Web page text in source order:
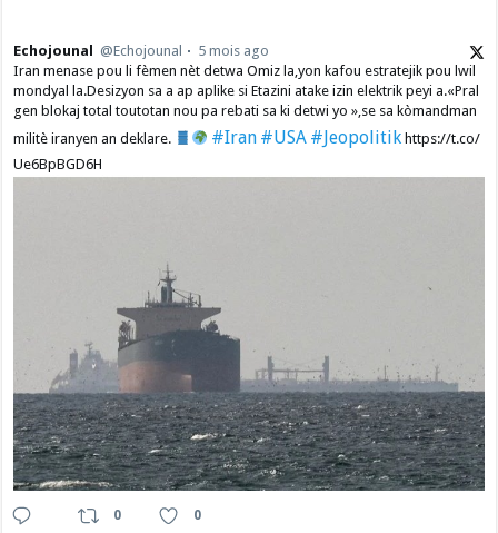
Echojounal @Echojounal
5 mois ago
Iran menase pou li fèmen nèt detwa Omiz la,yon kafou estratejik pou lwil
mondyal la.Desizyon sa a ap aplike si Etazini atake izin elektrik peyi a.​«Pral
gen blokaj total toutotan nou pa rebati sa ki detwi yo »,se sa kòmandman
militè iranyen an deklare.
#Iran #USA #Jeopolitikhttps://t.co/
Ue6BpBGD6H
0 0